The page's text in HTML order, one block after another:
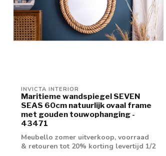
INVICTA INTERIOR
Maritieme wandspiegel SEVEN
SEAS 60cm natuurlijk ovaal frame
met gouden touwophanging -
43471
Meubello zomer uitverkoop, voorraad
& retouren tot 20% korting levertijd 1/2